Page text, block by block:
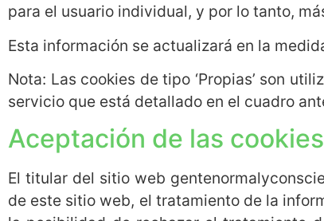
para el usuario individual, y por lo tanto,
Esta información se actualizará en la
Nota: Las cookies de tipo ‘Propias’ son
servicio que está detallado en el cuadro
Aceptación de las cookies
El titular del sitio web
de este sitio web, el tratamiento de la